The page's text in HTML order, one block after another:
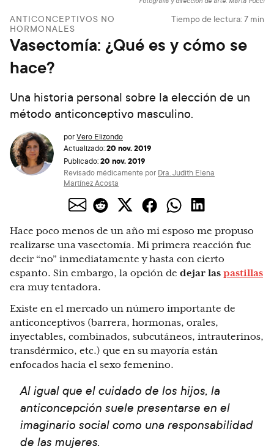
ANTICONCEPTIVOS NO
HORMONALES
Tiempo de lectura: 7 min
Vasectomía: ¿Qué es y cómo se
hace?
Una historia personal sobre la elección de un
método anticonceptivo masculino.
porVero Elizondo
Actualizado:20 nov. 2019
Publicado:20 nov. 2019
Revisado médicamente por Dra. Judith Elena
Martínez Acosta
Hace poco menos de un año mi esposo me propuso
realizarse una vasectomía. Mi primera reacción fue
decir “no” inmediatamente y hasta con cierto
espanto. Sin embargo, la opción de dejar las pastillas
era muy tentadora.
Existe en el mercado un número importante de
anticonceptivos (barrera, hormonas, orales,
inyectables, combinados, subcutáneos, intrauterinos,
transdérmico, etc.) que en su mayoría están
enfocados hacia el sexo femenino.
Al igual que el cuidado de los hijos, la
anticoncepción suele presentarse en el
imaginario social como una responsabilidad
de las mujeres.